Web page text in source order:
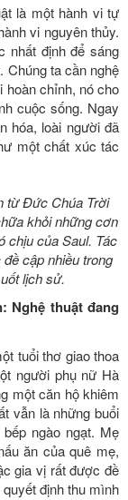
là một hành vi tự
vi nguyên thủy.
nhất định để sáng
Chúng ta cần nghệ
hoàn chỉnh, nó cho
cuộc sống. Ngay
hóa, loài người đã
một chất xúc tác
từ Đức Chúa Trời
khỏi những cơn
chịu của Saul. Tác
cập nhiều trong
lịch sử.
Nghệ thuật đang
tuổi thơ giao thoa
người phụ nữ Hà
một căn hộ khiêm
vẫn là những buổi
ngào ngạt. Mẹ
ăn của quê mẹ,
gia vị rất được đề
định thu mình